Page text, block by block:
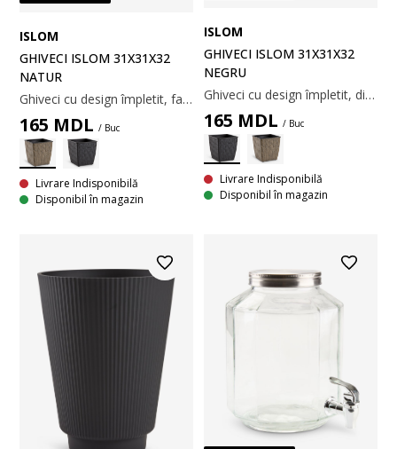
ISLOM
GHIVECI ISLOM 31X31X32
NATUR
Ghiveci cu design împletit, fabricat din poliratan rezistent. Acest ghiveci ușor și rezistent la îngheț este potrivit pentru grădină sau balcon. Se pot perfora ușor găuri de scurgere pentru utilizarea la exterior. 31x31x32 cm
165 MDL / Buc
Livrare Indisponibilă
Disponibil în magazin
ISLOM
GHIVECI ISLOM 31X31X32
NEGRU
Ghiveci cu design împletit, din poliratan negru și durabil. Materialul este ușor și rezistent la îngheț, ceea ce face ghiveciul potrivit pentru utilizare la exterior. Se pot perfora ușor găuri de scurgere. 31x31x32 cm
165 MDL / Buc
Livrare Indisponibilă
Disponibil în magazin